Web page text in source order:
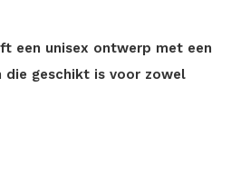
een unisex ontwerp met een
geschikt is voor zowel